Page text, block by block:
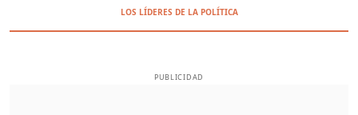
LOS LÍDERES DE LA POLÍTICA
PUBLICIDAD